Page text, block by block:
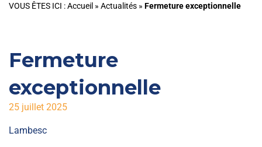
VOUS ÊTES ICI :Accueil » Actualités » Fermeture exceptionnelle
Fermeture
exceptionnelle
25 juillet 2025
Lambesc